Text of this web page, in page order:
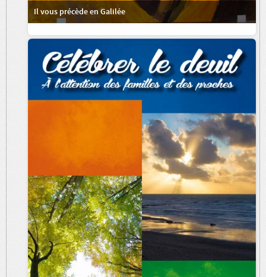
Il vous précède en Galilée